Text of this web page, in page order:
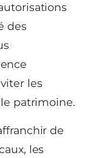
des
les
patrimoine.
de
les